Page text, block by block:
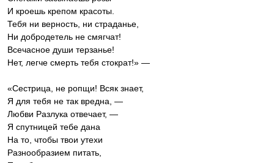
И кроешь крепом красоты.
Тебя ни верность, ни страданье,
Ни добродетель не смягчат!
Всечасное души терзанье!
Нет, легче смерть тебя стократ!» —
«Сестрица, не ропщи! Всяк знает,
Я для тебя не так вредна, —
Любви Разлука отвечает, —
Я спутницей тебе дана
На то, чтобы твои утехи
Разнообразием питать,